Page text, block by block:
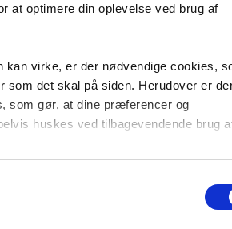
at optimere din oplevelse ved brug af
kan virke, er der nødvendige cookies,
som det skal på siden. Herudover er
som gør, at dine præferencer og
huskes ved tilbagevendende brug
og funktionelle cookies er der
vi bl.a. til at måle trafik, omsætning,
- Mat sort -
House toiletbørste t/væg
- RB332
produkter